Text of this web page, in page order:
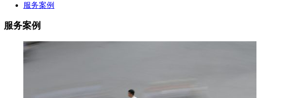
服务案例
服务案例